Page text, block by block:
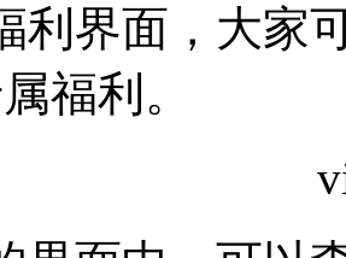
利界面，大家
福利。